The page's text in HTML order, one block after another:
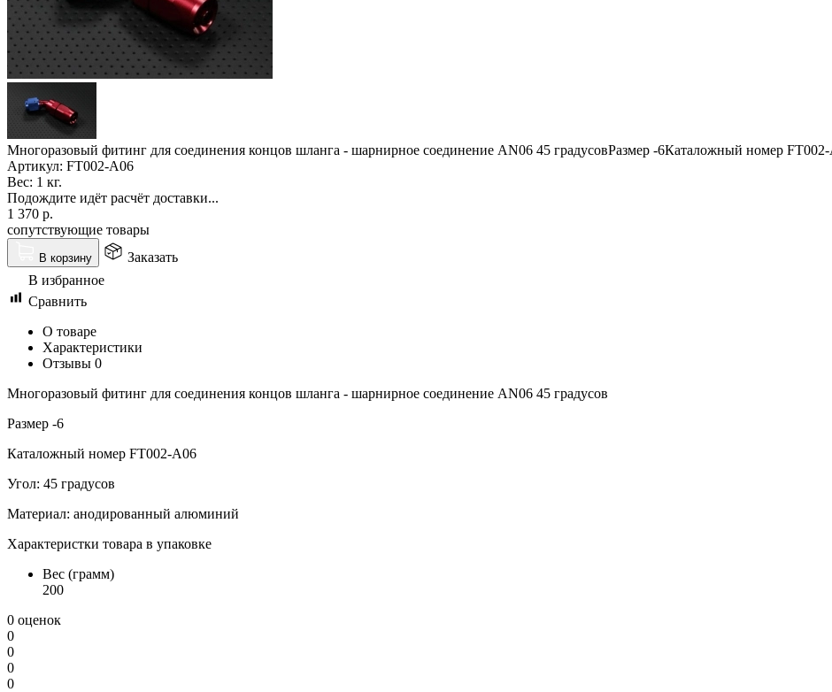
Многоразовый фитинг для соединения концов шланга - шарнирное соединение AN06 45 градусовРазмер -6Каталожный номер
Артикул: FT002-A06
Вес: 1 кг.
Подождите идёт расчёт доставки...
1 370 р.
сопутствующие товары
В корзину
Заказать
В избранное
Сравнить
О товаре
Характеристики
Отзывы 0
Многоразовый фитинг для соединения концов шланга - шарнирное соединение AN06 45 градусов
Размер -6
Каталожный номер FT002-A06
Угол: 45 градусов
Материал: анодированный алюминий
Характеристки товара в упаковке
Вес (грамм)
200
0 оценок
0
0
0
0